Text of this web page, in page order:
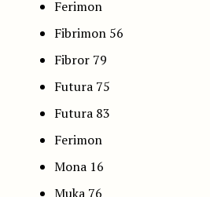
Ferimon
Fibrimon 56
Fibror 79
Futura 75
Futura 83
Ferimon
Mona 16
Muka 76